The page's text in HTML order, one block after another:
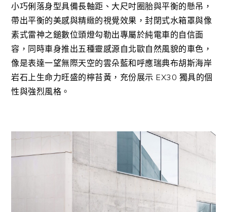
小巧俐落身型具備長軸距、大尺吋圈胎與平衡的懸吊，
帶出平衡的美感與精緻的視覺效果，封閉式水箱罩與像
素式雷神之鎚數位頭燈勾勒出專屬於純電車的自信面
容，同時車身推出五種靈感源自北歐自然風貌的車色，
像是表達一望無際天空的雲朵藍和呼應瑞典布胡斯海岸
岩石上生命力旺盛的檸苔黃，充份展示 EX30 獨具的個
性與強烈風格。